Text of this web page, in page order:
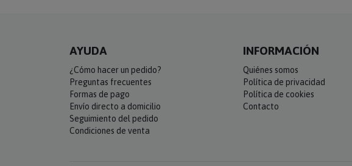
AYUDA
¿Cómo hacer un pedido?
Preguntas frecuentes
Formas de pago
Envío directo a domicilio
Seguimiento del pedido
Condiciones de venta
INFORMACIÓN
Quiénes somos
Política de privacidad
Política de cookies
Contacto